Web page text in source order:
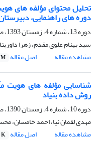
تحلیل محتوای مؤلفه های
دوره های راهنمایی،
دوره 13، شماره 4، زمستان 1393، صفحه
سید بهنام علوی مقدم، زهرا
مشاهده مقاله
اصل مقاله
شناسایی مؤلفه های هویت
روش داده بنیاد
دوره 10، شماره 4، زمستان 1390، صفحه
مهدی لقمان نیا، احمد خامسان،
مشاهده مقاله
اصل مقاله K